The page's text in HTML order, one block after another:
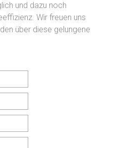
und dazu noch
Wir freuen uns
über diese gelungene